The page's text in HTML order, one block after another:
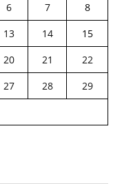
6 7
8
13 14
15
20 21
22
27 28
29